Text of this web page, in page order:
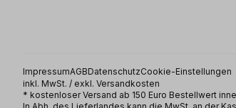
ImpressumAGBDatenschutzCookie-Einstellungen
inkl. MwSt. / exkl. Versandkosten
* kostenloser Versand ab 150 Euro Bestellwert